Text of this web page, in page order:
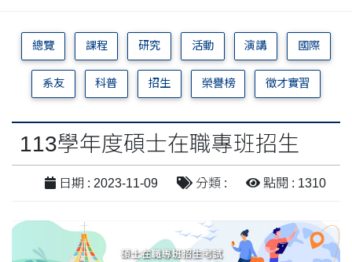
總覽 課程 研究 活動 演講 國際
系友 科普 招生 榮譽榜 徵才實習
113學年度碩士在職專班招生
日期 : 2023-11-09 分類 : 點閱 : 1310